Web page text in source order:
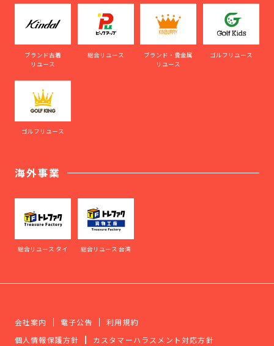
ブランド古着
リユース
総合リユース
ブランド・貴金属
リユース
ゴルフリユース
ゴルフリユース
海外事業
総合リユース タイ 総合リユース 台湾
会社案内 電子公告
利用規約
個人情報保護方針
カスタマーハラスメント対応方針